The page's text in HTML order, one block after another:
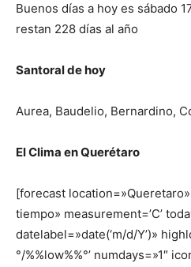
Buenos días a hoy es sábado
restan 228 días al año
Santoral de hoy
Aurea, Baudelio, Bernardino,
El Clima en Querétaro
[forecast
tiempo» measurement=’C’
datelabel=»date(‘m/d/Y’)»
°/%%low%%°’ numdays=»1″